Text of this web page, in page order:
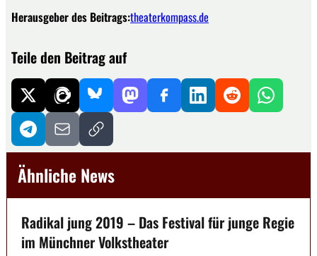
Herausgeber des Beitrags:theaterkompass.de
Teile den Beitrag auf
Ähnliche News
Radikal jung 2019 – Das Festival für junge Regie
im Münchner Volkstheater